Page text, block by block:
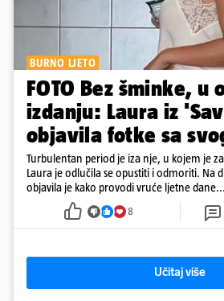
BURNO LJETO
FOTO Bez šminke, u
izdanju: Laura iz
objavila fotke sa
Turbulentan period je iza nje, u kojem je
Laura je odlučila se opustiti i odmoriti. Na
objavila je kako provodi vruće ljetne dane...
8
Učitaj više